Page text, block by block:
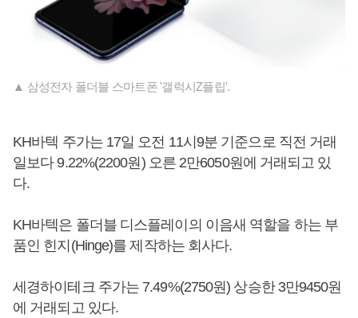
▲ 삼성전자 폴더블 스마트폰 '갤럭시Z플립'.
KH바텍 주가는 17일 오전 11시9분 기준으로 직전 거래
일보다 9.22%(2200원) 오른 2만6050원에 거래되고 있
다.
KH바텍은 폴더블 디스플레이의 이음새 역할을 하는 부
품인 힌지(Hinge)를 제작하는 회사다.
세경하이테크 주가는 7.49%(2750원) 상승한 3만9450원
에 거래되고 있다.